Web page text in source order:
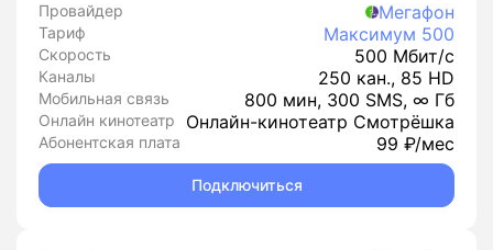
Провайдер Мегафон
Тариф Максимум 500
Скорость 500 Мбит/с
Каналы 250 кан., 85 HD
Мобильная связь 800 мин, 300 SMS, ∞ Гб
Онлайн кинотеатр Онлайн-кинотеатр Смотрёшка
Абонентская плата 99 ₽/мес
Подключиться